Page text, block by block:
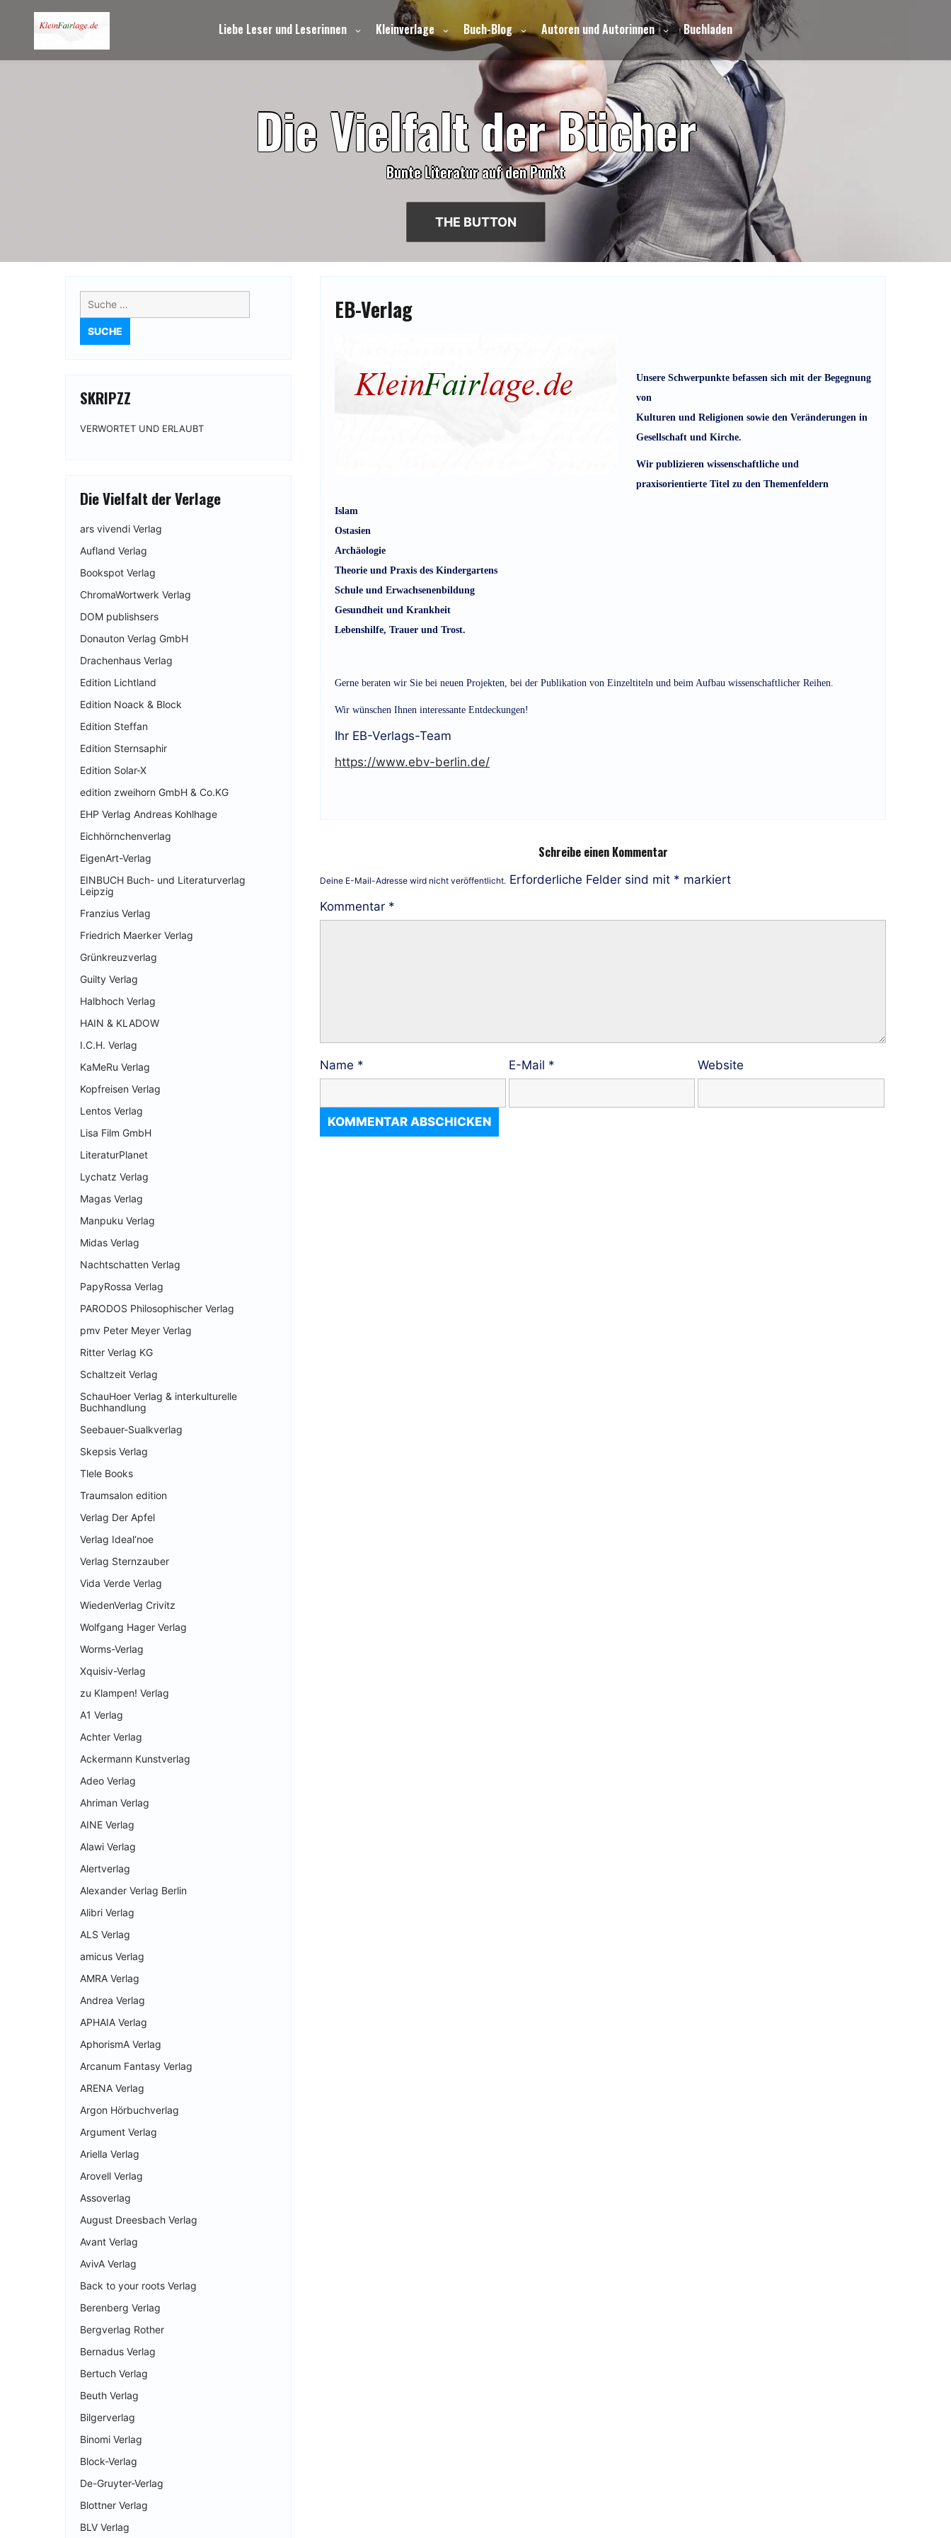
Liebe Leser und Leserinnen Kleinverlage Buch-Blog Autoren und Autorinnen Buchladen
DieVielfaltderBücher
Bunte Literatur auf den Punkt
THE BUTTON
EB-Verlag
Unsere Schwerpunkte befassen sich mit der Begegnung
von
Kulturen und Religionen sowie den Veränderungen in
Gesellschaft und Kirche.
Wir publizieren wissenschaftliche und
praxisorientierte Titel zu den Themenfeldern
Islam
Ostasien
Archäologie
Theorie und Praxis des Kindergartens
Schule und Erwachsenenbildung
Gesundheit und Krankheit
Lebenshilfe, Trauer und Trost.
Gerne beraten wir Sie bei neuen Projekten, bei der Publikation von Einzeltiteln und beim Aufbau wissenschaftlicher Reihen.
Wir wünschen Ihnen interessante Entdeckungen!
Ihr EB-Verlags-Team
https://www.ebv-berlin.de/
Schreibe einen Kommentar
Deine E-Mail-Adresse wird nicht veröffentlicht. Erforderliche Felder sind mit * markiert
Kommentar *
Name * E-Mail * Website
Suche
nach:
SKRIPZZ
VERWORTET UND ERLAUBT
Die Vielfalt der Verlage
ars vivendi Verlag
Aufland Verlag
Bookspot Verlag
ChromaWortwerk Verlag
DOM publishsers
Donauton Verlag GmbH
Drachenhaus Verlag
Edition Lichtland
Edition Noack & Block
Edition Steffan
Edition Sternsaphir
Edition Solar-X
edition zweihorn GmbH & Co.KG
EHP Verlag Andreas Kohlhage
Eichhörnchenverlag
EigenArt-Verlag
EINBUCH Buch- und Literaturverlag
Leipzig
Franzius Verlag
Friedrich Maerker Verlag
Grünkreuzverlag
Guilty Verlag
Halbhoch Verlag
HAIN & KLADOW
I.C.H. Verlag
KaMeRu Verlag
Kopfreisen Verlag
Lentos Verlag
Lisa Film GmbH
LiteraturPlanet
Lychatz Verlag
Magas Verlag
Manpuku Verlag
Midas Verlag
Nachtschatten Verlag
PapyRossa Verlag
PARODOS Philosophischer Verlag
pmv Peter Meyer Verlag
Ritter Verlag KG
Schaltzeit Verlag
SchauHoer Verlag & interkulturelle
Buchhandlung
Seebauer-Sualkverlag
Skepsis Verlag
Tlele Books
Traumsalon edition
Verlag Der Apfel
Verlag Ideal‘noe
Verlag Sternzauber
Vida Verde Verlag
WiedenVerlag Crivitz
Wolfgang Hager Verlag
Worms-Verlag
Xquisiv-Verlag
zu Klampen! Verlag
A1 Verlag
Achter Verlag
Ackermann Kunstverlag
Adeo Verlag
Ahriman Verlag
AINE Verlag
Alawi Verlag
Alertverlag
Alexander Verlag Berlin
Alibri Verlag
ALS Verlag
amicus Verlag
AMRA Verlag
Andrea Verlag
APHAIA Verlag
AphorismA Verlag
Arcanum Fantasy Verlag
ARENA Verlag
Argon Hörbuchverlag
Argument Verlag
Ariella Verlag
Arovell Verlag
Assoverlag
August Dreesbach Verlag
Avant Verlag
AvivA Verlag
Back to your roots Verlag
Berenberg Verlag
Bergverlag Rother
Bernadus Verlag
Bertuch Verlag
Beuth Verlag
Bilgerverlag
Binomi Verlag
Block-Verlag
De-Gruyter-Verlag
Blottner Verlag
BLV Verlag